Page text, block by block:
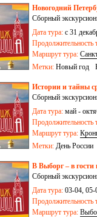
Новогодний
Сборный
Дата тура: с 31
Продолжительность
Маршрут тура:
Метки: Новый год
Истории и тайны
Сборный
Дата тура: май -
Продолжительность
Маршрут тура:
Метки: День России
В Выборг – в
Сборный
Дата тура: 03-04, 05-
Продолжительность
Маршрут тура: